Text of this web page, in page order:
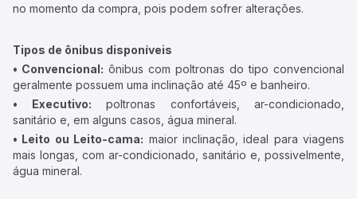
no momento da compra, pois podem sofrer alterações.
Tipos de ônibus disponíveis
• Convencional: ônibus com poltronas do tipo convencional
geralmente possuem uma inclinação até 45º e banheiro.
• Executivo: poltronas confortáveis, ar-condicionado,
sanitário e, em alguns casos, água mineral.
• Leito ou Leito-cama: maior inclinação, ideal para viagens
mais longas, com ar-condicionado, sanitário e, possivelmente,
água mineral.